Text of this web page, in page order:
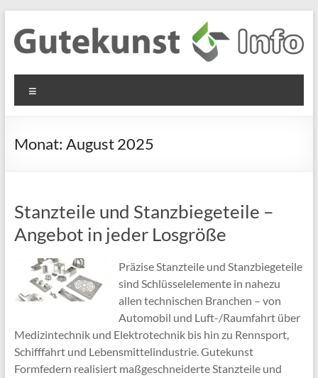
Inhalt
springen
Gutekunst
Formfedern
GmbH
Informationen
Flachmaterial
Monat: August 2025
Stanzteile und Stanzbiegeteile –
Angebot in jeder Losgröße
Präzise Stanzteile und Stanzbiegeteile
sind Schlüsselelemente in nahezu
allen technischen Branchen – von
Automobil und Luft-/Raumfahrt über
Medizintechnik und Elektrotechnik bis hin zu Rennsport,
Schifffahrt und Lebensmittelindustrie. Gutekunst
Formfedern realisiert maßgeschneiderte Stanzteile und